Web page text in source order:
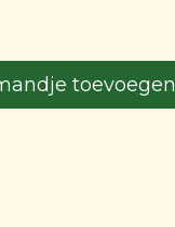
toevoegen